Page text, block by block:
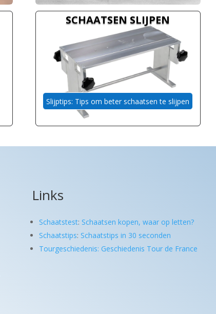
SCHAATSEN SLIJPEN
Slijptips: Tips om beter schaatsen te slijpen
Links
Schaatstest: Schaatsen kopen, waar op letten?
Schaatstips: Schaatstips in 30 seconden
Tourgeschiedenis: Geschiedenis Tour de France